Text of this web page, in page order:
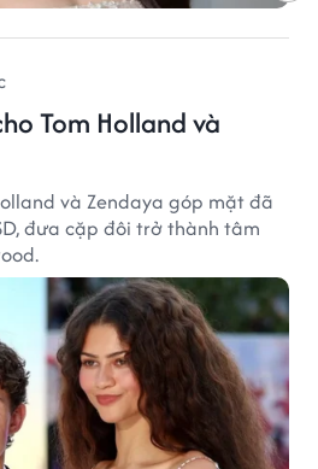
Tom Holland và
và Zendaya góp mặt đã
đưa cặp đôi trở thành tâm